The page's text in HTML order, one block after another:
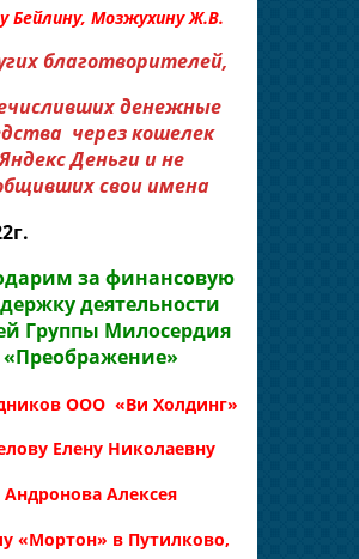
Бейлину, Мозжухину Ж.В.
благотворителей,
денежные
через кошелек
Деньги и не
свои имена
за финансовую
деятельности
Группы Милосердия
«Преображение»
ООО «Ви Холдинг»
Елену Николаевну
Андронова Алексея
«Мортон» в Путилково,